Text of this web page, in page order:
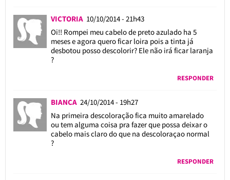
VICTORIA 10/10/2014 - 21h43
Oi!! Rompei meu cabelo de preto azulado ha 5
meses e agora quero ficar loira pois a tinta já
desbotou posso descolorir? Ele não irá ficar laranja
?
RESPONDER
BIANCA 24/10/2014 - 19h27
Na primeira descoloração fica muito amarelado
ou tem alguma coisa pra fazer que possa deixar o
cabelo mais claro do que na descoloraçao normal
?
RESPONDER